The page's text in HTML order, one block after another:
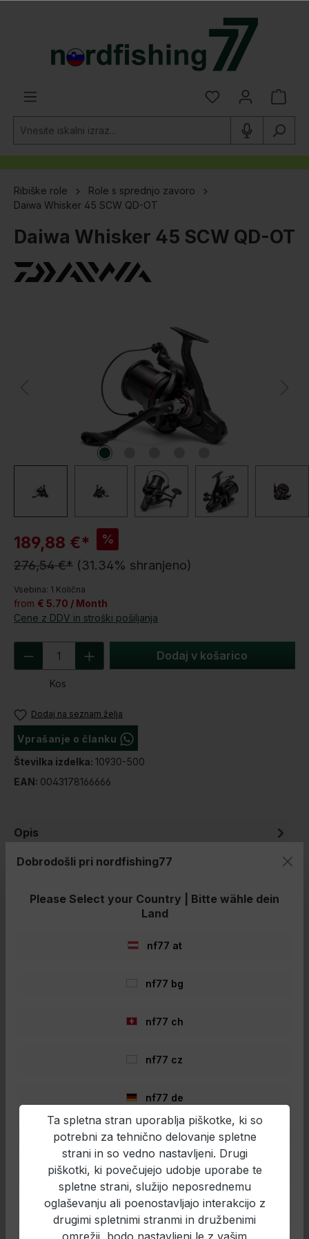
Ribiške role
Role s sprednjo zavoro
Daiwa Whisker 45 SCW QD-OT
Daiwa Whisker 45 SCW QD-OT
189,88 €* %
p
276,54 €* (31.34% shranjeno)
Vsebina: 1 Količna
from € 5.70 / Month
Cene z DDV in stroški pošiljanja
Količina izdelka: Vnesite želeno
Kos
Dodaj v košarico
Dodaj na seznam želja
Vprašanje o članku
Številka izdelka: Številka izdelka:
10930-500
EAN: 0043178166666
Opis
Daiwa Whisker 45 SCW QD-OT Vloga v razredu
zase! Daiwa 45 SCW QD-OT je visokokakovostna
Informacije o varnosti izdelka
- 48%
Ta spletna stran uporablja piškotke, ki so
potrebni za tehnično delovanje spletne
strani in so vedno nastavljeni. Drugi
piškotki, ki povečujejo udobje uporabe te
spletne strani, služijo neposrednemu
oglaševanju ali poenostavljajo interakcijo z
drugimi spletnimi stranmi in družbenimi
omrežji, bodo nastavljeni le z vašim
Dobrodošli pri nordfishing77
Please Select your Country | Bitte wähle dein
Land
nf77 at
nf77 bg
nf77 ch
nf77 cz
nf77 de
nf77 en
nf77 es